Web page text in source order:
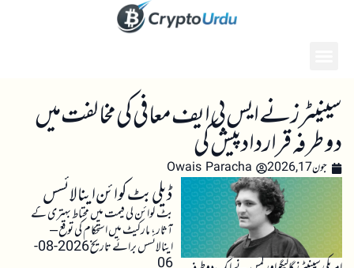
سینیٹرز نے ایس بی ایف معافی کی مخالفت میں
دوطرفہ قرارداد پیش کی
جون 17, 2026 Owais Paracha
ڈیلی بٹ کوائن اینالائسس
بٹ کوائن کی قیمت میں محتاط بہتری کے
آثار، مارکیٹ میں استحکام کی توقع –
اینالائسس برائے تاریخ 2026-08-